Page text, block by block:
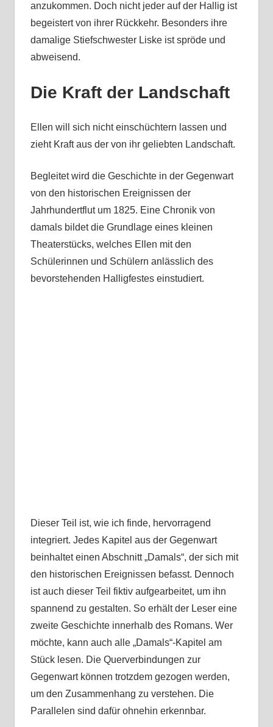
anzukommen. Doch nicht jeder auf der Hallig ist
begeistert von ihrer Rückkehr. Besonders ihre
damalige Stiefschwester Liske ist spröde und
abweisend.
Die Kraft der Landschaft
Ellen will sich nicht einschüchtern lassen und
zieht Kraft aus der von ihr geliebten Landschaft.
Begleitet wird die Geschichte in der Gegenwart
von den historischen Ereignissen der
Jahrhundertflut um 1825. Eine Chronik von
damals bildet die Grundlage eines kleinen
Theaterstücks, welches Ellen mit den
Schülerinnen und Schülern anlässlich des
bevorstehenden Halligfestes einstudiert.
Dieser Teil ist, wie ich finde, hervorragend
integriert. Jedes Kapitel aus der Gegenwart
beinhaltet einen Abschnitt „Damals“, der sich mit
den historischen Ereignissen befasst. Dennoch
ist auch dieser Teil fiktiv aufgearbeitet, um ihn
spannend zu gestalten. So erhält der Leser eine
zweite Geschichte innerhalb des Romans. Wer
möchte, kann auch alle „Damals“-Kapitel am
Stück lesen. Die Querverbindungen zur
Gegenwart können trotzdem gezogen werden,
um den Zusammenhang zu verstehen. Die
Parallelen sind dafür ohnehin erkennbar.